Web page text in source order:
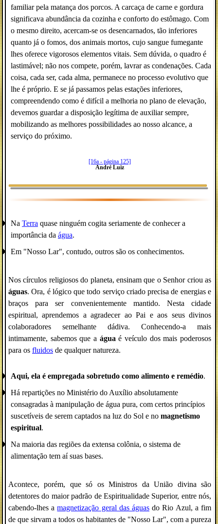
familiar pela matança dos porcos. A carcaça de carne e gordura
significava abundância da cozinha e conforto do estômago. Com
o mesmo direito, acercam-se os desencarnados, tão inferiores
quanto já o fomos, dos animais mortos, cujo sangue fumegante
lhes oferece vigorosos elementos vitais. Sem dúvida, o quadro é
lastimável; não nos compete, porém, lavrar as condenações. Cada
coisa, cada ser, cada alma, permanece no processo evolutivo que
lhe é próprio. E se já passamos pelas estações inferiores,
compreendendo como é difícil a melhoria no plano de elevação,
devemos guardar a disposição legítima de auxiliar sempre,
mobilizando as melhores possibilidades ao nosso alcance, a
serviço do próximo.
[16a - página 125]
André Luiz
Na Terra quase ninguém cogita seriamente de conhecer a
importância da água.
Em "Nosso Lar", contudo, outros são os conhecimentos.
Nos círculos religiosos do planeta, ensinam que o Senhor criou as
águas. Ora, é lógico que todo serviço criado precisa de energias e
braços para ser convenientemente mantido. Nesta cidade
espiritual, aprendemos a agradecer ao Pai e aos seus divinos
colaboradores semelhante dádiva. Conhecendo-a mais
intimamente, sabemos que a água é veículo dos mais poderosos
para os fluidos de qualquer natureza.
Aqui, ela é empregada sobretudo como alimento e remédio.
Há repartições no Ministério do Auxílio absolutamente
consagradas à manipulação de água pura, com certos princípios
suscetíveis de serem captados na luz do Sol e no magnetismo
espiritual.
Na maioria das regiões da extensa colônia, o sistema de
alimentação tem aí suas bases.
Acontece, porém, que só os Ministros da União divina são
detentores do maior padrão de Espiritualidade Superior, entre nós,
cabendo-lhes amagnetização geral das águas do Rio Azul, a fim
de que sirvam a todos os habitantes de "Nosso Lar", com a pureza